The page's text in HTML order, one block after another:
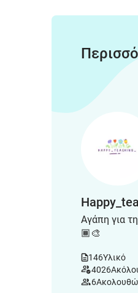
Αγάπη για
🏾🎨
146Υλικό
4026
6Ακολουθώ